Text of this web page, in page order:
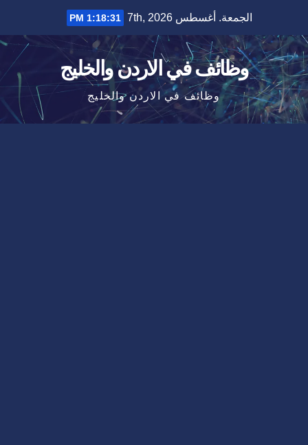
content
الجمعة. أغسطس 7th, 2026 1:18:31 PM
وظائف في الاردن والخليج
وظائف في الاردن والخليج